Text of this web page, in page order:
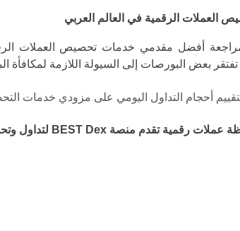
العملات الرقمية في العالم العربي
أفضل مقدمي خدمات تحصيص العملات
قد تفتقر بعض البورصات إلى السيولة اللازمة
أحجام التداول اليومي على مزودي خدمات